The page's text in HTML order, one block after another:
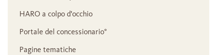
HARO a colpo d'occhio
Portale del concessionario°
Pagine tematiche